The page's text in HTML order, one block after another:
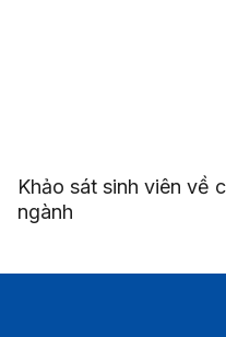
Khảo sát sinh viên về
ngành